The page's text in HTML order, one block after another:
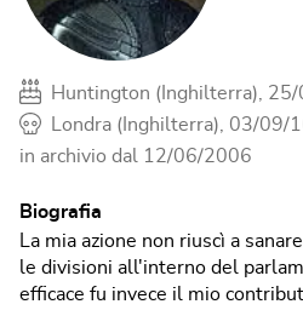
Huntington (Inghilterra),
Londra (Inghilterra), 03/09/
in archivio dal 12/06/2006
Biografia
La mia azione non riuscì a
le divisioni all'interno del
efficace fu invece il mio